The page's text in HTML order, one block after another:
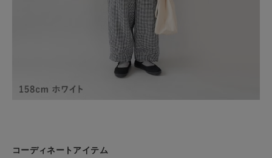
コーディネートアイテム